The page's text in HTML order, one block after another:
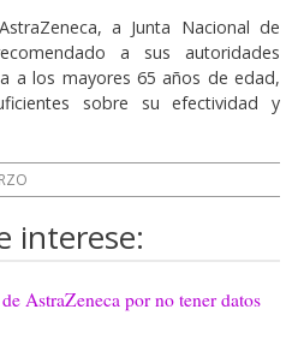
a Junta Nacional de
a sus autoridades
a los mayores 65 años de edad,
sobre su efectividad y
interese:
AstraZeneca por no tener datos